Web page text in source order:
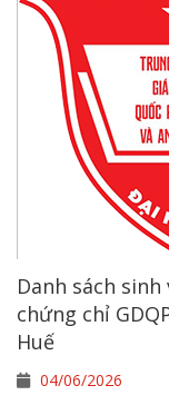
Danh sách
chứng chỉ
Huế
04/06/2026